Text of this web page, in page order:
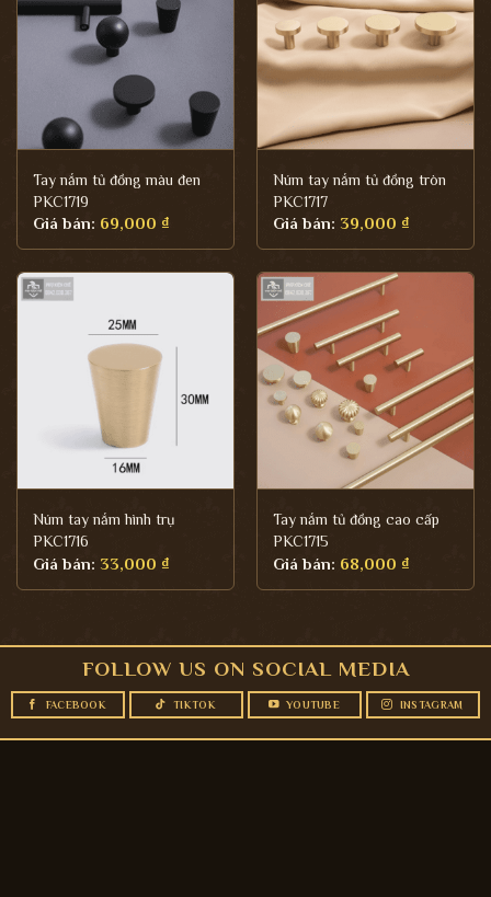
Tay nắm tủ đồng màu đen
PKC1719
Giá bán: 69,000 ₫
Núm tay nắm tủ đồng tròn
PKC1717
Giá bán: 39,000 ₫
Núm tay nắm hình trụ
PKC1716
Giá bán: 33,000 ₫
Tay nắm tủ đồng cao cấp
PKC1715
Giá bán: 68,000 ₫
FOLLOW US ON SOCIAL MEDIA
FACEBOOK TIKTOK YOUTUBE INSTAGRAM